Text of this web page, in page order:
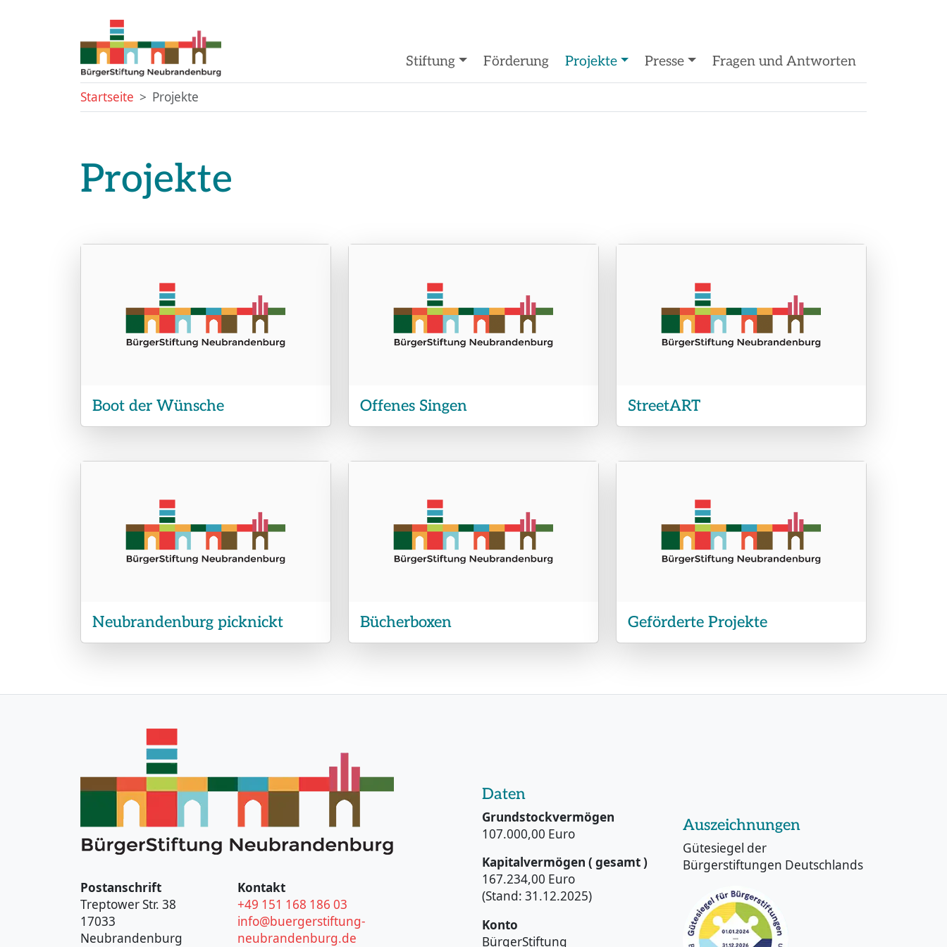
Stiftung Förderung Projekte Presse Fragen und Antworten
Startseite Projekte
Projekte
Boot der Wünsche Offenes Singen StreetART
Neubrandenburg picknickt Bücherboxen Geförderte Projekte
Postanschrift
Treptower Str. 38
17033
Neubrandenburg
Kontakt
+49 151 168 186 03
info@buergerstiftung-
neubrandenburg.de
Daten
Grundstockvermögen
107.000,00 Euro
Kapitalvermögen ( gesamt )
167.234,00 Euro
(Stand: 31.12.2025)
Konto
BürgerStiftung
Auszeichnungen
Gütesiegel der
Bürgerstiftungen Deutschlands